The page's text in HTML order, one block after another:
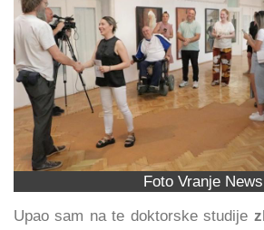
Foto Vranje News
Upao sam na te doktorske studije